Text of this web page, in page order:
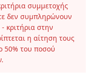
συμμετοχής
δεν συμπληρώνουν
κριτήρια στην
η αίτηση τους
50% του ποσού